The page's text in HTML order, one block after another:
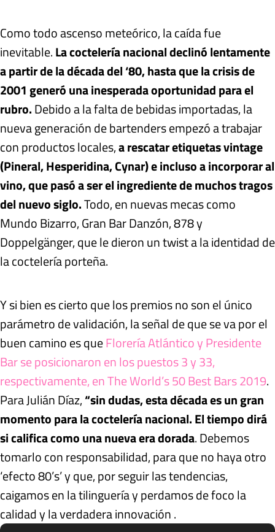
Como todo ascenso meteórico, la caída fue
inevitable.La coctelería nacional declinó lentamente
a partir de la década del ‘80, hasta que la crisis de
2001 generó una inesperada oportunidad para el
rubro.Debido a la falta de bebidas importadas, la
nueva generación de bartenders empezó a trabajar
con productos locales,a rescatar etiquetas vintage
(Pineral, Hesperidina, Cynar) e incluso a incorporar al
vino, que pasó a ser el ingrediente de muchos tragos
del nuevo siglo.Todo, en nuevas mecas como
Mundo Bizarro, Gran Bar Danzón, 878 y
Doppelgänger, que le dieron un twist a la identidad de
la coctelería porteña.
Y si bien es cierto que los premios no son el único
parámetro de validación, la señal de que se va por el
buen camino es queFlorería Atlántico y Presidente
Bar se posicionaron en los puestos 3 y 33,
respectivamente, en The World’s 50 Best Bars 2019.
Para Julián Díaz,“sin dudas, esta década es un gran
momento para la coctelería nacional. El tiempo dirá
si califica como una nueva era dorada. Debemos
tomarlo con responsabilidad, para que no haya otro
‘efecto 80’s’ y que, por seguir las tendencias,
caigamos en la tilinguería y perdamos de foco la
calidad y la verdadera innovación .